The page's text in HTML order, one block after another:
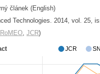
článek (English)
Technologies. 2014, vol. 25,
, JCR)
JCR